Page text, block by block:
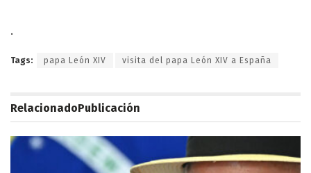
.
Tags: papa León XIV visita del papa León XIV a España
RelacionadoPublicación